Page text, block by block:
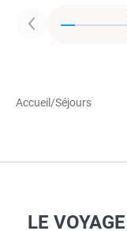
Accueil/Séjours
LE